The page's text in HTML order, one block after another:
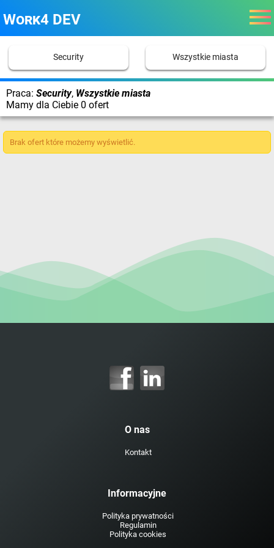
Work4 DEV
Security Wszystkie miasta
Praca: Security, Wszystkie miasta
Mamy dla Ciebie 0 ofert
Brak ofert które możemy wyświetlić.
O nas
Kontakt
Informacyjne
Polityka prywatności
Regulamin
Polityka cookies